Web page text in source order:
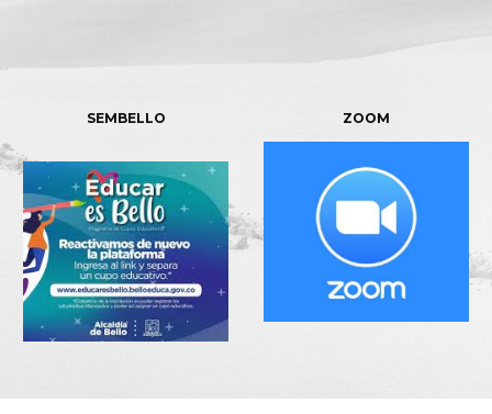
SEMBELLO ZOOM